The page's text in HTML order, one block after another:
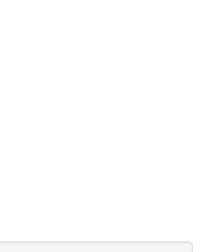
mit Platz für 10